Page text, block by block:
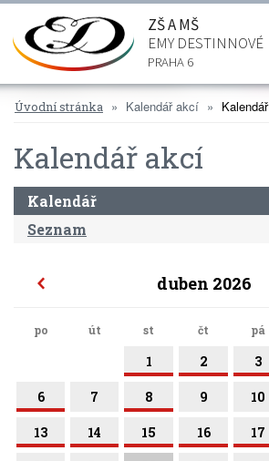
ZŠ A MŠ
EMY DESTINNOVÉ
PRAHA 6
Úvodní stránka Kalendář akcí Kalendář
Kalendář akcí
Kalendář
Seznam
duben 2026
po út st čt pá
1 2 3
6 7 8 9 10
13 14 15 16 17